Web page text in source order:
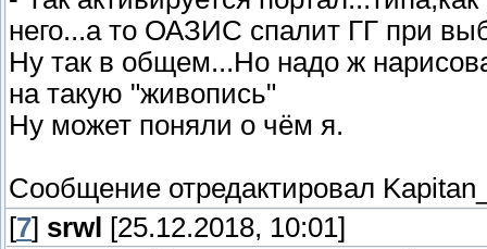
него...а то ОАЗИС спалит ГГ при
Ну так в общем...Но надо ж
на такую "живопись"
Ну может поняли о чём я.
Сообщение отредактировал
[7] srwl
[25.12.2018, 10:01]